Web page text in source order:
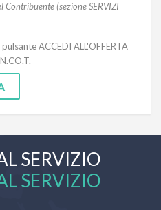
Contribuente (sezione SERVIZI
ACCEDI ALL'OFFERTA
SERVIZIO
SERVIZIO